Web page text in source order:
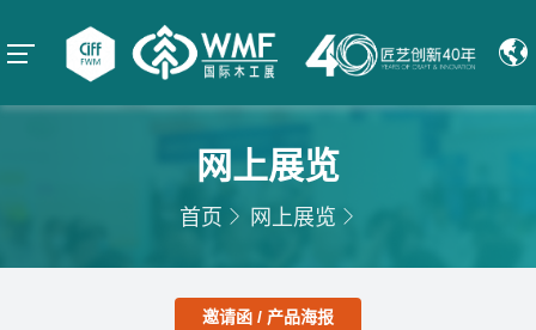
网上展览
首页 网上展览
邀请函 / 产品海报